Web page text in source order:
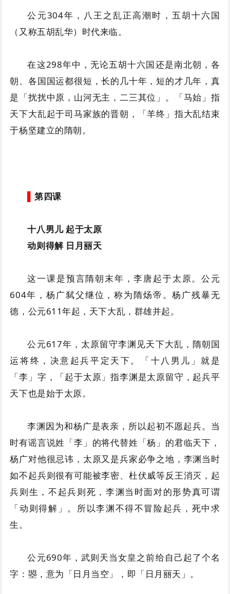
公元304年，八王之乱正高潮时，五胡十六国
（又称五胡乱华）时代来临。
在这298年中，无论五胡十六国还是南北朝，各
朝、各国国运都很短，长的几十年，短的才几年，真
是「扰扰中原，山河无主，二三其位」。「马始」指
天下大乱起于司马家族的晋朝，「羊终」指大乱结束
于杨坚建立的隋朝。
▌第四课
十八男儿 起于太原
动则得解 日月丽天
这一课是预言隋朝末年，李唐起于太原。公元
604年，杨广弑父继位，称为隋炀帝。杨广残暴无
德，公元611年起，天下大乱，群雄并起。
公元617年，太原留守李渊见天下大乱，隋朝国
运将终，决意起兵平定天下。「十八男儿」就是
「李」字，「起于太原」指李渊是太原留守，起兵平
天下也是始于太原。
李渊因为和杨广是表亲，所以起初不愿起兵。当
时有谣言说姓「李」的将代替姓「杨」的君临天下，
杨广对他很忌讳，太原又是兵家必争之地，李渊当时
如不起兵则很有可能被李密、杜伏威等反王消灭，起
兵则生，不起兵则死，李渊当时面对的形势真可谓
「动则得解」。所以李渊不得不冒险起兵，死中求
生。
公元690年，武则天当女皇之前给自己起了个名
字：曌，意为「日月当空」，即「日月丽天」。